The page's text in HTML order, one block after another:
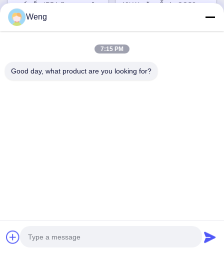
ชาร์จเร็ว IP54 กันอากาศสําห
รับทางด่วนและเรือพาณิชย์
40kW พร้อมขั้วต่อ CCS2 และ
นโยบายความเป็นส่วนตัว
| จีน ดี คุณภาพ สถานี
Weng
7:15 PM
Good day, what product are you looking for?